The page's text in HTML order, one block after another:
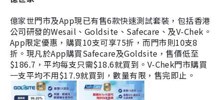
億家世門市及App現已有售6款快速測試套裝，包括香港
公司研發的Wesail、Goldsite、Safecare、及V-Chek。
App限定優惠，購買10支可享75折，而門市則10支8
折。現凡於App購買Safecare及Goldsite，售價低至
$186.7，平均每支只需$18.6就買到。V-Chek門市購買
一支平均不用$17.9就買到，數量有限，售完即止。